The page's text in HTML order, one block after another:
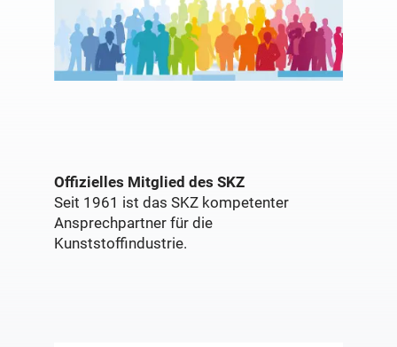
Offizielles Mitglied des SKZ
Seit 1961 ist das SKZ kompetenter
Ansprechpartner für die
Kunststoffindustrie.